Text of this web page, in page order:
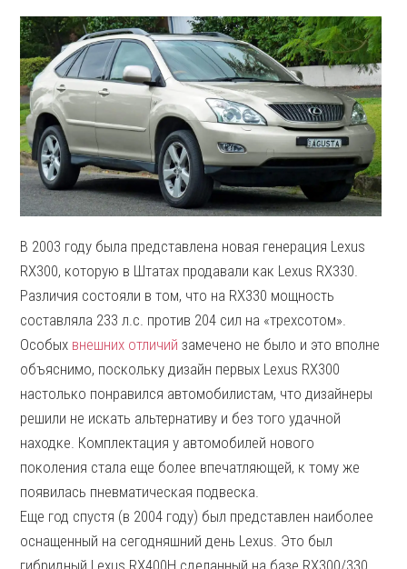
В 2003 году была представлена новая генерация Lexus
RX300, которую в Штатах продавали как Lexus RX330.
Различия состояли в том, что на RX330 мощность
составляла 233 л.с. против 204 сил на «трехсотом».
Особых внешних отличий замечено не было и это вполне
объяснимо, поскольку дизайн первых Lexus RX300
настолько понравился автомобилистам, что дизайнеры
решили не искать альтернативу и без того удачной
находке. Комплектация у автомобилей нового
поколения стала еще более впечатляющей, к тому же
появилась пневматическая подвеска.
Еще год спустя (в 2004 году) был представлен наиболее
оснащенный на сегодняшний день Lexus. Это был